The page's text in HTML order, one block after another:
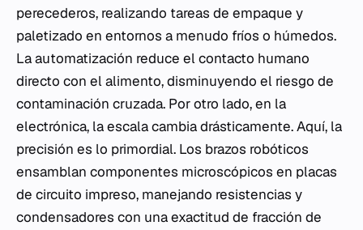
perecederos, realizando tareas de empaque y
paletizado en entornos a menudo fríos o húmedos.
La automatización reduce el contacto humano
directo con el alimento, disminuyendo el riesgo de
contaminación cruzada. Por otro lado, en la
electrónica, la escala cambia drásticamente. Aquí, la
precisión es lo primordial. Los brazos robóticos
ensamblan componentes microscópicos en placas
de circuito impreso, manejando resistencias y
condensadores con una exactitud de fracción de